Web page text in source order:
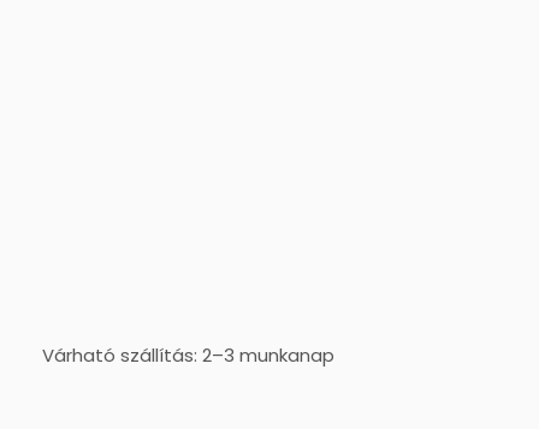
Várható szállítás: 2–3 munkanap